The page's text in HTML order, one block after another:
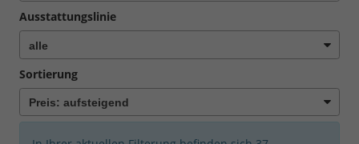
Ausstattungslinie
Sortierung